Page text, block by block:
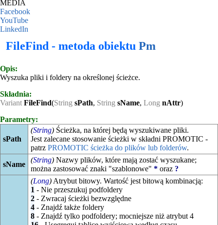
MEDIA
Facebook
YouTube
LinkedIn
FileFind - metoda obiektu Pm
Opis:
Wyszuka pliki i foldery na określonej ścieżce.
Składnia:
Variant FileFind(String sPath, String sName, Long nAttr)
Parametry:
sPath
(String)Ścieżka, na której będą wyszukiwane pliki.
Jest zalecane stosowanie ścieżki w składni PROMOTIC -
patrz PROMOTIC ścieżka do plików lub folderów.
sName
(String)Nazwy plików, które mają zostać wyszukane;
można zastosować znaki "szablonowe" *oraz ?
(Long)Atrybut bitowy. Wartość jest bitową kombinacją:
1 - Nie przeszukuj podfoldery
2- Zwracaj ścieżki bezwzględne
4- Znajdź także foldery
8- Znajdź tylko podfoldery; mocniejsze niż atrybut 4